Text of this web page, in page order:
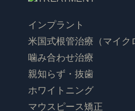
インプラント
米国式根管治療（マイク
噛み合わせ治療
親知らず・抜歯
ホワイトニング
マウスピース矯正